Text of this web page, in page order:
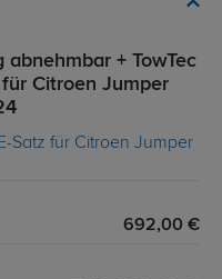
+ TowTec
Citroen Jumper
692,00 €